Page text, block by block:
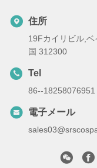
住所
19Fカイリビル,
国 312300
Tel
86--18258076951
電子メール